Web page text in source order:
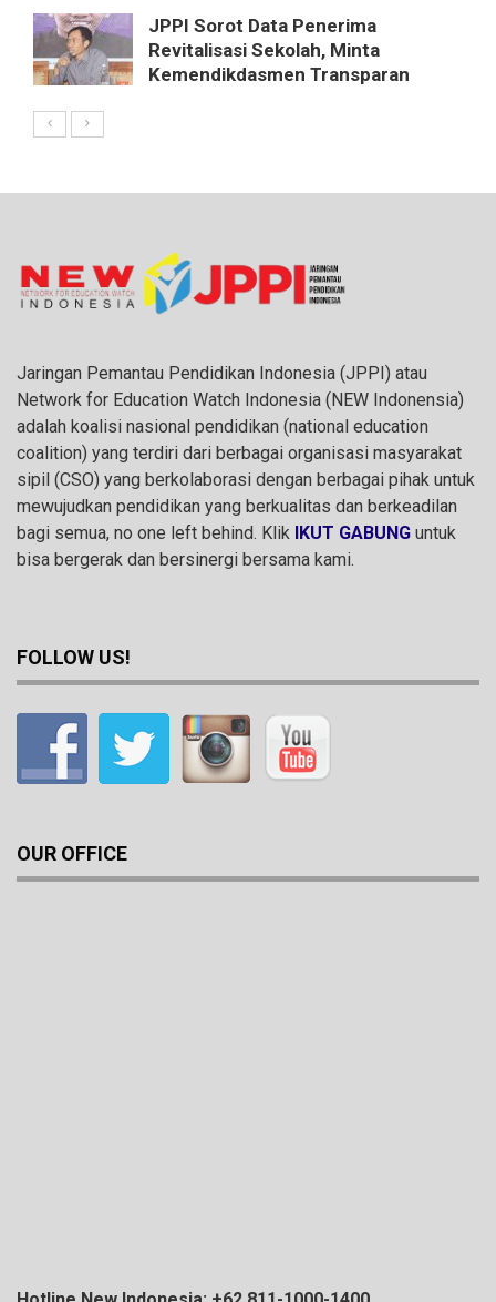
JPPI Sorot Data Penerima
Revitalisasi Sekolah, Minta
Kemendikdasmen Transparan
Jaringan Pemantau Pendidikan Indonesia (JPPI) atau
Network for Education Watch Indonesia (NEW Indonensia)
adalah koalisi nasional pendidikan (national education
coalition) yang terdiri dari berbagai organisasi masyarakat
sipil (CSO) yang berkolaborasi dengan berbagai pihak untuk
mewujudkan pendidikan yang berkualitas dan berkeadilan
bagi semua, no one left behind. Klik IKUT GABUNG untuk
bisa bergerak dan bersinergi bersama kami.
FOLLOW US!
OUR OFFICE